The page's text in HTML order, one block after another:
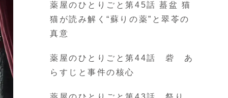
薬屋のひとりごと第45話 蟇盆 猫
猫が読み解く“蘇りの薬”と翠苓の
真意
薬屋のひとりごと第44話 砦 あ
らすじと事件の核心